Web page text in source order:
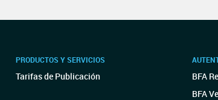
PRODUCTOS Y SERVICIOS
Tarifas de Publicación
BFA
BFA